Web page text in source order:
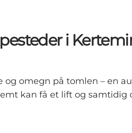
i
og omegn på tomlen – en
kan få et lift og samtidig